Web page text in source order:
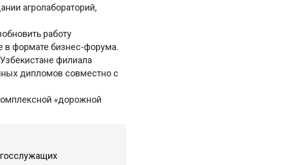
агролабораторий,
работу
в формате бизнес-форума.
филиала
дипломов совместно с
«дорожной